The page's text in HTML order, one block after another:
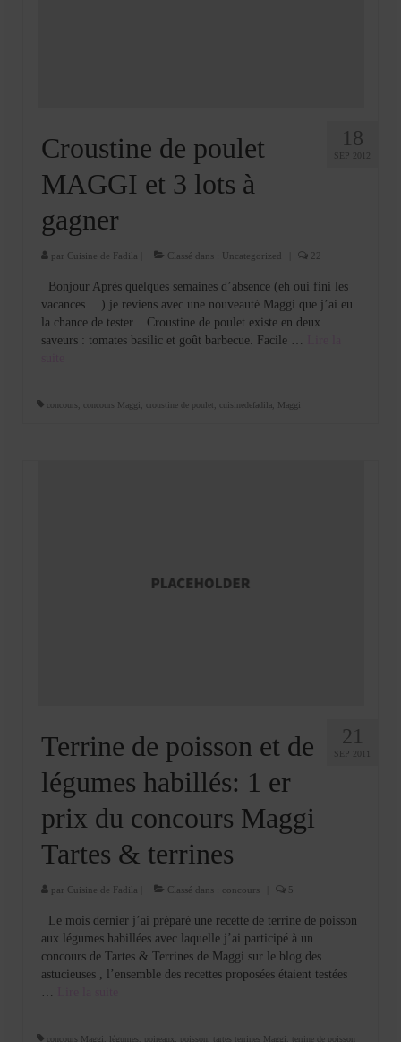
18
SEP 2012
Croustine de poulet
MAGGI et 3 lots à
gagner
par Cuisine de Fadila Classé dans : Uncategorized
Bonjour Après quelques semaines d’absence (eh oui fini les
vacances …) je reviens avec une nouveauté Maggi que j’ai eu
la chance de tester. Croustine de poulet existe en deux
saveurs : tomates basilic et goût barbecue. Facile …
concours concours Maggi croustine de poulet cuisinedefadila Maggi
21
SEP 2011
Terrine de poisson et de
légumes habillés: 1 er
prix du concours Maggi
Tartes & terrines
par Cuisine de Fadila Classé dans : concours 5
Le mois dernier j’ai préparé une recette de terrine de poisson
aux légumes habillées avec laquelle j’ai participé à un
concours de Tartes & Terrines de Maggi sur le blog des
astucieuses , l’ensemble des recettes proposées étaient testées
…
concours Maggi, légumes, poireaux, poisson, tartes terrines Maggi, terrine de poisson